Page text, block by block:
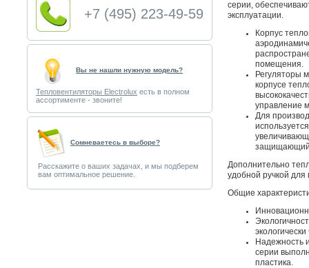
+7 (495) 223-49-59
Вы не нашли нужную модель?
Тепловентиляторы Electrolux есть в полном
ассортименте - звоните!
Cомневаетесь в выборе?
Расскажите о ваших задачах, и мы подберем
вам оптимальное решение.
серии,
эксплуатации.
Корпус
помещения.
Регуляторы
корпусе
управление
Для
защищающий
Дополнительно
удобной ручкой для
Общие
Надежность
серии
пластика.